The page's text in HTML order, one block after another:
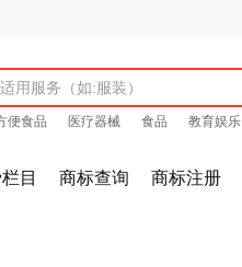
便食品 医疗器械 食品 教育娱乐
目 商标查询 商标注册